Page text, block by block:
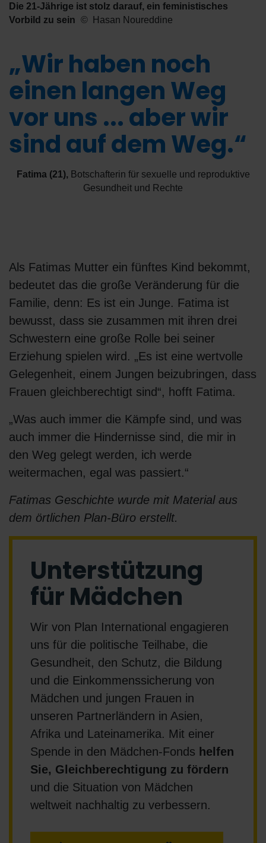
Die 21-Jährige ist stolz darauf, ein feministisches
Vorbild zu sein
Hasan Noureddine
„Wir haben noch
einen langen Weg
vor uns ... aber wir
sind auf dem Weg.“
Fatima (21), Botschafterin für sexuelle und reproduktive
Gesundheit und Rechte
Als Fatimas Mutter ein fünftes Kind bekommt,
bedeutet das die große Veränderung für die
Familie, denn: Es ist ein Junge. Fatima ist
bewusst, dass sie zusammen mit ihren drei
Schwestern eine große Rolle bei seiner
Erziehung spielen wird. „Es ist eine wertvolle
Gelegenheit, einem Jungen beizubringen, dass
Frauen gleichberechtigt sind“, hofft Fatima.
„Was auch immer die Kämpfe sind, und was
auch immer die Hindernisse sind, die mir in
den Weg gelegt werden, ich werde
weitermachen, egal was passiert.“
Fatimas Geschichte wurde mit Material aus
dem örtlichen Plan-Büro erstellt.
Unterstützung
für Mädchen
Wir von Plan International engagieren
uns für die politische Teilhabe, die
Gesundheit, den Schutz, die Bildung
und die Einkommenssicherung von
Mädchen und jungen Frauen in
unseren Partnerländern in Asien,
Afrika und Lateinamerika. Mit einer
Spende in den Mädchen-Fonds helfen
Sie, Gleichberechtigung zu fördern
und die Situation von Mädchen
weltweit nachhaltig zu verbessern.